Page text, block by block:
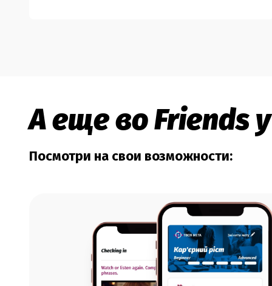
А еще во Friends
Посмотри на свои возможности: